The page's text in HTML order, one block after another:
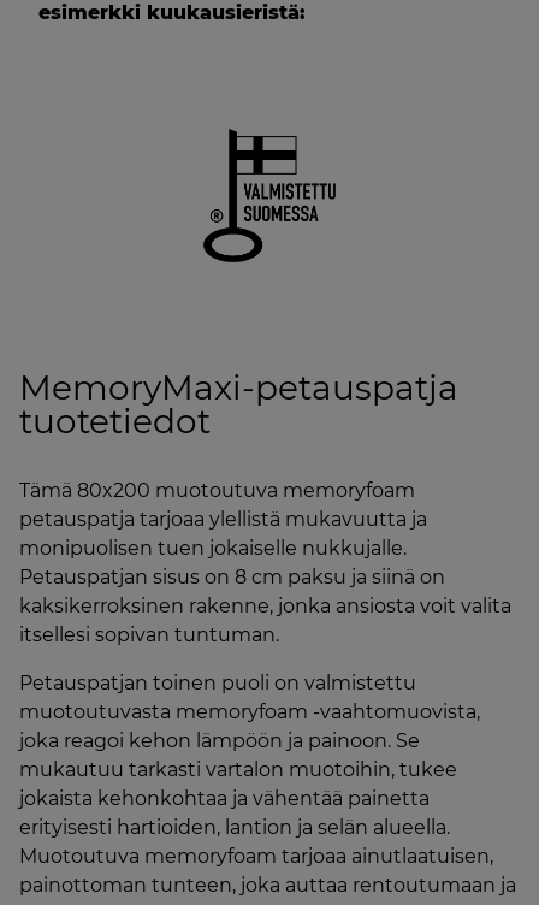
esimerkki kuukausieristä:
MemoryMaxi-petauspatja
tuotetiedot
Tämä 80x200 muotoutuva memoryfoam
petauspatja tarjoaa ylellistä mukavuutta ja
monipuolisen tuen jokaiselle nukkujalle.
Petauspatjan sisus on 8 cm paksu ja siinä on
kaksikerroksinen rakenne, jonka ansiosta voit valita
itsellesi sopivan tuntuman.
Petauspatjan toinen puoli on valmistettu
muotoutuvasta memoryfoam -vaahtomuovista,
joka reagoi kehon lämpöön ja painoon. Se
mukautuu tarkasti vartalon muotoihin, tukee
jokaista kehonkohtaa ja vähentää painetta
erityisesti hartioiden, lantion ja selän alueella.
Muotoutuva memoryfoam tarjoaa ainutlaatuisen,
painottoman tunteen, joka auttaa rentoutumaan ja